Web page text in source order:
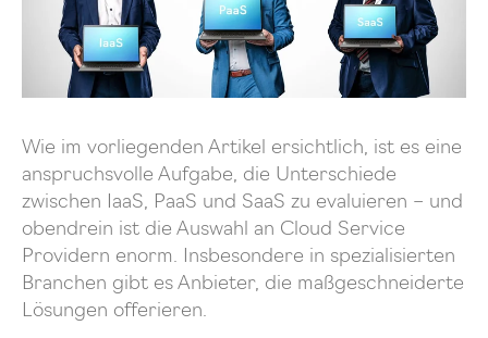
Wie im vorliegenden Artikel ersichtlich, ist es eine
anspruchsvolle Aufgabe, die Unterschiede
zwischen IaaS, PaaS und SaaS zu evaluieren – und
obendrein ist die Auswahl an Cloud Service
Providern enorm. Insbesondere in spezialisierten
Branchen gibt es Anbieter, die maßgeschneiderte
Lösungen offerieren.